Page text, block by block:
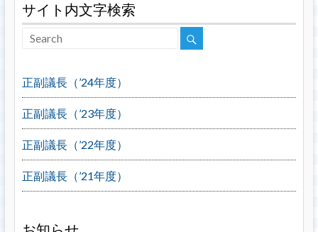
サイト内文字検索
正副議長（’24年度）
正副議長（’23年度）
正副議長（’22年度）
正副議長（’21年度）